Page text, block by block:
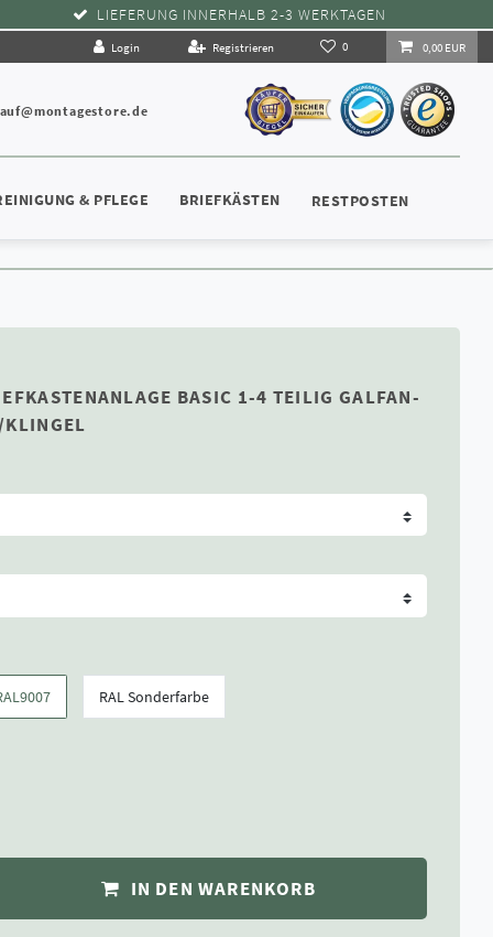
LIEFERUNG INNERHALB 2-3 WERKTAGEN
Login Registrieren 0 0,00 EUR
& PFLEGE BRIEFKÄSTEN RESTPOSTEN
BASIC 1-4 TEILIG GALFAN-
KLINGEL
RAL Sonderfarbe
IN DEN WARENKORB